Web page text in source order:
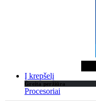
Į krepšelį
Greita peržiūra
Procesoriai